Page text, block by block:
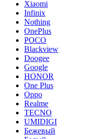
Xiaomi
Infinix
Nothing
OnePlus
POCO
Blackview
Doogee
Google
HONOR
One Plus
Oppo
Realme
TECNO
UMIDIGI
Бежевый